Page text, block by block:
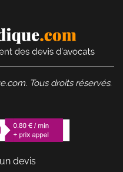
Tous droits réservés.
devis